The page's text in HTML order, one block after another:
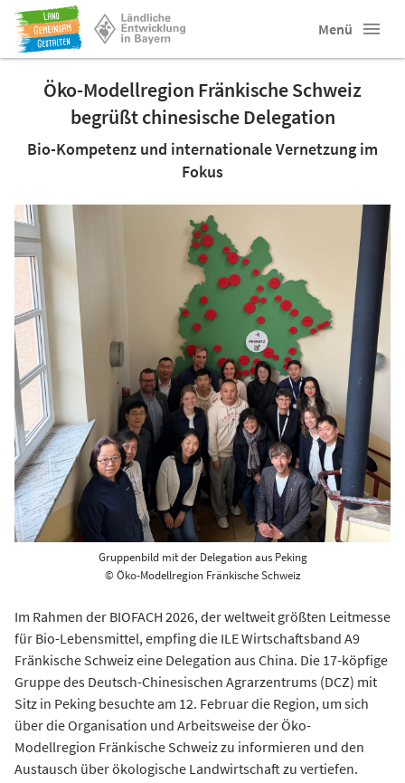
Menü
Öko-Modellregion Fränkische Schweiz
begrüßt chinesische Delegation
Bio-Kompetenz und internationale Vernetzung im
Fokus
Gruppenbild mit der Delegation aus Peking
© Öko-Modellregion Fränkische Schweiz
Im Rahmen der BIOFACH 2026, der weltweit größten Leitmesse
für Bio-Lebensmittel, empfing die ILE Wirtschaftsband A9
Fränkische Schweiz eine Delegation aus China. Die 17-köpfige
Gruppe des Deutsch-Chinesischen Agrarzentrums (DCZ) mit
Sitz in Peking besuchte am 12. Februar die Region, um sich
über die Organisation und Arbeitsweise der Öko-
Modellregion Fränkische Schweiz zu informieren und den
Austausch über ökologische Landwirtschaft zu vertiefen.